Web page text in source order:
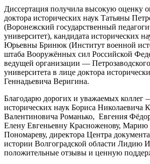
Диссертация получила высокую оценку
доктора исторических наук Татьяны
(Воронежский государственный
университет), кандидата исторических
Юрьевны Бринюк (Институт военной
штаба Вооружённых сил Российской
ведущей организации —
университета в лице доктора
Геннадьевича Веригина.
Благодарю дорогих и уважаемых
исторических наук Бориса Николаевича
Валентиновича Романько, Евгения
Елену Евгеньевну Красноженову, Марию
Пономареву, директора Центра
истории Волгоградской области Лидию
положительные отзывы и ценную